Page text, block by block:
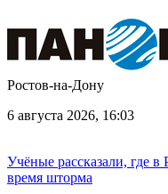
Ростов-на-Дону
6 августа 2026, 16:03
Учёные рассказали, где в
время шторма